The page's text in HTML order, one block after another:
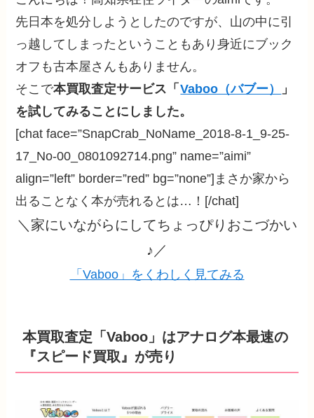
先日本を処分しようとしたのですが、山の中に引
っ越してしまったということもあり身近にブック
オフも古本屋さんもありません。
そこで本買取査定サービス「 Vaboo（バブー）
」
を試してみることにしました。
[chat face=”SnapCrab_NoName_2018-8-1_9-25-
17_No-00_0801092714.png” name=”aimi”
align=”left” border=”red” bg=”none”]まさか家から
出ることなく本が売れるとは…！[/chat]
＼家にいながらにしてちょっぴりおこづかい
♪／
「Vaboo」をくわしく見てみる
本買取査定「Vaboo」はアナログ本最速の
『スピード買取』が売り